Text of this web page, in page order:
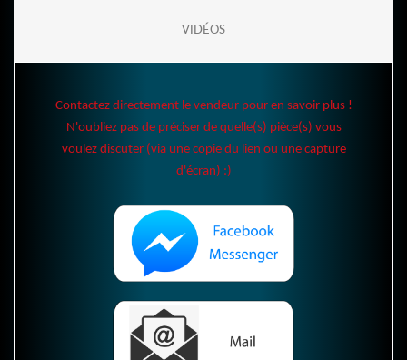
VIDÉOS
Contactez directement le vendeur pour en savoir plus !
N'oubliez pas de préciser de quelle(s) pièce(s) vous
voulez discuter (via une copie du lien ou une capture
d'écran) :)